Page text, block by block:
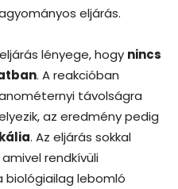
eljárás.
lényege, hogy nincs
. A reakcióban
távolságra
az eredmény pedig
. Az eljárás sokkal
amivel rendkívüli
lebomló